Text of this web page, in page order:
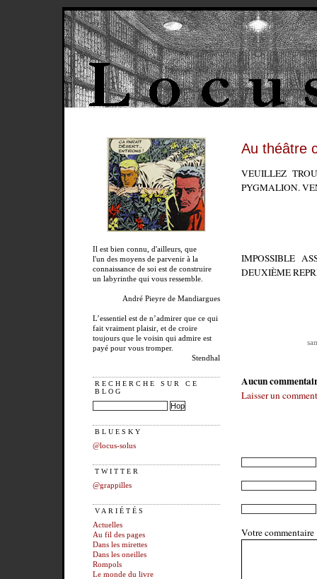
Il est bien connu, d'ailleurs, que
l'un des moyens de parvenir à la
connaissance de soi est de construire
un labyrinthe qui vous ressemble.
André Pieyre de Mandiargues
L’essentiel est de n’admirer que ce qui
fait vraiment plaisir, et de croire
toujours que le voisin qui admire est
payé pour vous tromper.
Stendhal
RECHERCHE SUR CE
BLOG
BLUESKY
@locus-solus
TWITTER
@grappilles
VARIÉTÉS
Actuelles
Au fil des pages
Dans les mirettes
Dans les oneilles
Rompols
Le monde du livre
Au théâtre
VEUILLEZ
PYGMALION.
IMPOSSIBLE
DEUXIÈME
Aucun
Laisser un
Votre commentaire